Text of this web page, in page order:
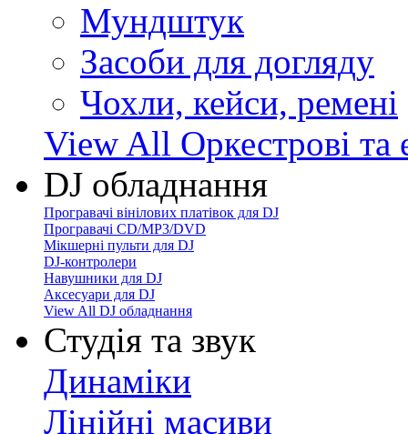
Мундштук
Засоби для догляду
Чохли, кейси, ремені
View All Оркестрові та
DJ обладнання
Програвачі вінілових платівок для DJ
Програвачі CD/MP3/DVD
Мікшерні пульти для DJ
DJ-контролери
Навушники для DJ
Аксесуари для DJ
View All DJ обладнання
Студія та звук
Динаміки
Лінійні масиви